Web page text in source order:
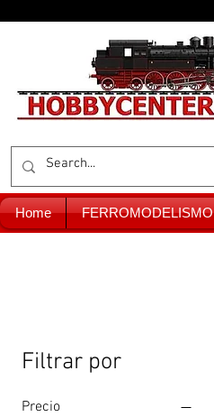
Home FERROMODELISMO
Filtrar por
Precio